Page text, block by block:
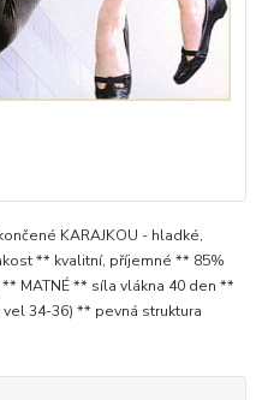
KARAJKOU - hladké,
** kvalitní, příjemné ** 85%
MATNÉ ** síla vlákna 40 den **
34-36) ** pevná struktura